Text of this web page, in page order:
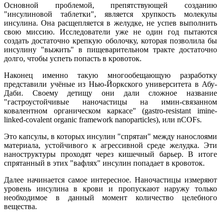
Основной проблемой, препятствующей созданию
"инсулиновой таблетки", является хрупкость молекулы
инсулина. Она расщепляется в желудке, не успев выполнить
свою миссию. Исследователи уже не один год пытаются
создать достаточно крепкую оболочку, которая позволила бы
инсулину "выжить" в пищеварительном тракте достаточно
долго, чтобы успеть попасть в кровоток.
Наконец именно такую многообещающую разработку
представили учёные из Нью-Йоркского университета в Абу-
Даби. Своему детищу они дали сложное название
"гастроустойчивые наночастицы на имин-связанном
ковалентном органическом каркасе" (gastro-resistant imine-
linked-covalent organic framework nanoparticles), или nCOFs.
Это капсулы, в которых инсулин "спрятан" между нанослоями
материала, устойчивого к агрессивной среде желудка. Эти
наноструктуры проходят через кишечный барьер. В итоге
спрятанный в этих "вафлях" инсулин попадает в кровоток.
Далее начинается самое интересное. Наночастицы измеряют
уровень инсулина в крови и пропускают наружу только
необходимое в данный момент количество целебного
вещества.